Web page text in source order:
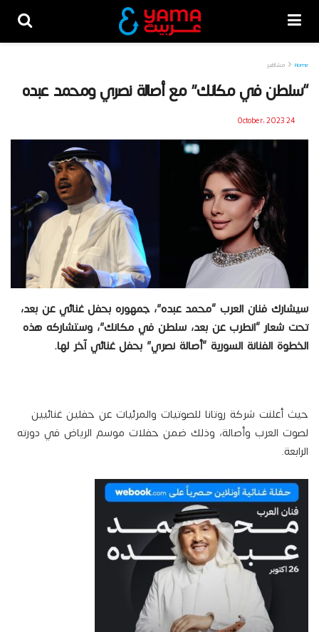
Home مشاهير
“سلطن في مكانك” مع أصالة نصري ومحمد عبده
24 October، 2023
سيشارك فنان العرب “محمد عبده”، جمهوره بحفل غنائي عن بعد،
تحت شعار “انطرب عن بعد، سلطن في مكانك”، وستشاركه هذه
الخطوة الفنانة السورية “أصالة نصري” بحفل غنائي آخر لها.
حيث أعلنت شركة روتانا للصوتيات والمرئيات عن حفلين غنائيين
لصوت العرب وأصالة، وذلك ضمن حفلات موسم الرياض في دورته
الرابعة.